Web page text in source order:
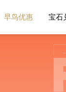
早鸟优惠 宝石